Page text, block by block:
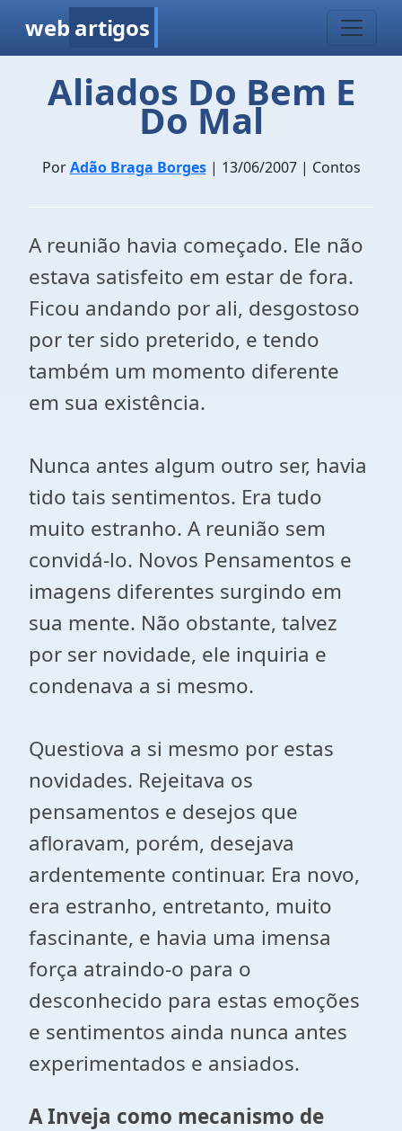
web artigos
Aliados Do Bem E
Do Mal
PorAdão Braga Borges| 13/06/2007 | Contos
A reunião havia começado. Ele não
estava satisfeito em estar de fora.
Ficou andando por ali, desgostoso
por ter sido preterido, e tendo
também um momento diferente
em sua existência.
Nunca antes algum outro ser, havia
tido tais sentimentos. Era tudo
muito estranho. A reunião sem
convidá-lo. Novos Pensamentos e
imagens diferentes surgindo em
sua mente. Não obstante, talvez
por ser novidade, ele inquiria e
condenava a si mesmo.
Questiova a si mesmo por estas
novidades. Rejeitava os
pensamentos e desejos que
afloravam, porém, desejava
ardentemente continuar. Era novo,
era estranho, entretanto, muito
fascinante, e havia uma imensa
força atraindo-o para o
desconhecido para estas emoções
e sentimentos ainda nunca antes
experimentados e ansiados.
A Inveja como mecanismo de